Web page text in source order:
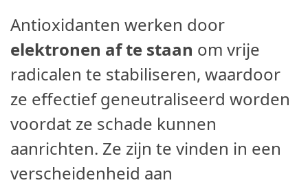
Antioxidanten werken door
elektronen af te staan om vrije
radicalen te stabiliseren, waardoor
ze effectief geneutraliseerd worden
voordat ze schade kunnen
aanrichten. Ze zijn te vinden in een
verscheidenheid aan